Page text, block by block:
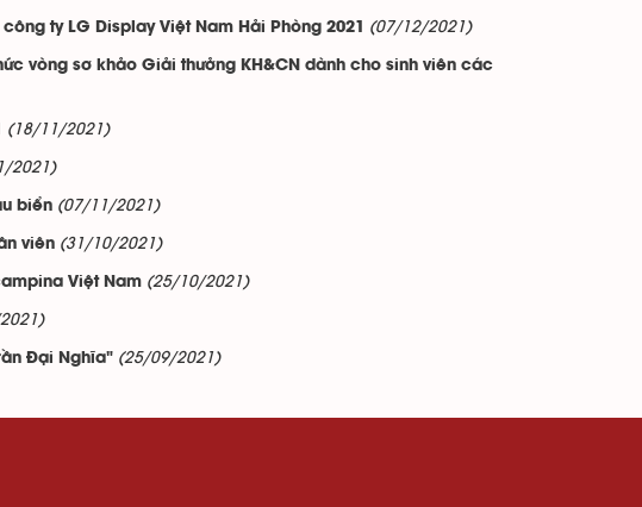
ty LG Display Việt Nam Hải Phòng 2021 (07/12/2021)
vòng sơ khảo Giải thưởng KH&CN dành cho sinh viên các
(18/11/2021)
2021)
biển (07/11/2021)
viên (31/10/2021)
Việt Nam (25/10/2021)
Đại Nghĩa" (25/09/2021)